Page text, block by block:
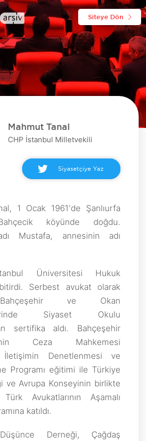
Siteye Dön
Mahmut Tanal
CHP İstanbul Milletvekili
Siyasetçiye Yaz
1 Ocak 1961'de Şanlıurfa
köyünde doğdu.
Mustafa, annesinin adı
Üniversitesi Hukuk
Serbest avukat olarak
ve Okan
Siyaset Okulu
sertifika aldı. Bahçeşehir
Ceza Mahkemesi
İletişimin Denetlenmesi ve
Programı eğitimi ile Türkiye
ve Avrupa Konseyinin birlikte
Avukatlarının Aşamalı
katıldı.
Derneği, Çağdaş